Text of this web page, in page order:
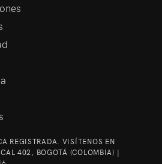
REGISTRADA. VISÍTENOS EN
402, BOGOTÁ (COLOMBIA) |